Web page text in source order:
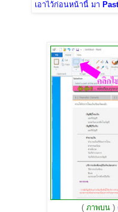
เอาไว้ก่อนหน้านี้ มา
( ภาพบน)